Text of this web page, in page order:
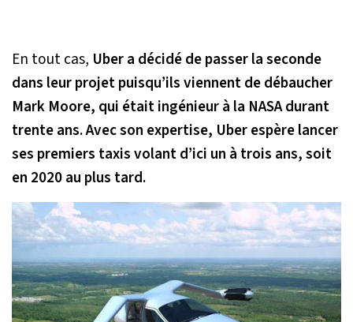
En tout cas, Uber a décidé de passer la seconde
dans leur projet puisqu’ils viennent de débaucher
Mark Moore, qui était ingénieur à la NASA durant
trente ans. Avec son expertise, Uber espère lancer
ses premiers taxis volant d’ici un à trois ans, soit
en 2020 au plus tard.